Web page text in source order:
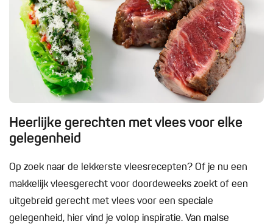
Heerlijke gerechten met vlees voor elke
gelegenheid
Op zoek naar de lekkerste vleesrecepten? Of je nu een
makkelijk vleesgerecht voor doordeweeks zoekt of een
uitgebreid gerecht met vlees voor een speciale
gelegenheid, hier vind je volop inspiratie. Van malse